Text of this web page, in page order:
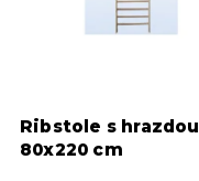
t
ů
Ribstole s hrazdou
80x220 cm